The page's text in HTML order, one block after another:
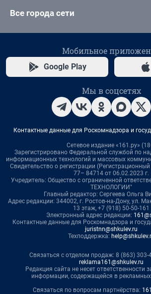
Все города сети
Мобильное
Google Play
Мы в соцсетях
Контактные данные для Роскомнадзора и
Сетевое издание «161.ру»
Зарегистрировано Федеральной службой по
информационных технологий и массовых
Свидетельство о регистрации
77– 84714 от 06.02.2023 г.
Учредитель: Общество с ограниченной
ТЕХНОЛОГИИ"
Главный редактор: Сергеева Ольга
Адрес редакции: 344002, г. Ростов-на-Дону, ул.
13 этаж, +7 (918) 50-50-161
Электронный адрес редакции:
Контактные данные для Роскомнадзора и
juristnn@shkulev.ru
Техподдержка:
Связаться с отделом продаж: 8 (863) 303-
reklama161@shkulev.ru
Редакция сайта не несет ответственности
информации, содержащейся в
Связаться по вопросам партнёрства: